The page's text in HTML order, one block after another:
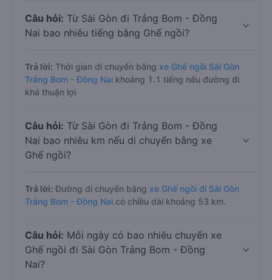
Câu hỏi: Từ Sài Gòn đi Trảng Bom - Đồng
Nai bao nhiêu tiếng bằng Ghế ngồi?
Trả lời: Thời gian di chuyển bằng xe Ghế ngồi Sài Gòn
Trảng Bom - Đồng Nai khoảng 1.1 tiếng nếu đường đi
khá thuận lợi
Câu hỏi: Từ Sài Gòn đi Trảng Bom - Đồng
Nai bao nhiêu km nếu di chuyển bằng xe
Ghế ngồi?
Trả lời: Đường di chuyển bằng xe Ghế ngồi đi Sài Gòn
Trảng Bom - Đồng Nai có chiều dài khoảng 53 km.
Câu hỏi: Mỗi ngày có bao nhiêu chuyến xe
Ghế ngồi đi Sài Gòn Trảng Bom - Đồng
Nai?